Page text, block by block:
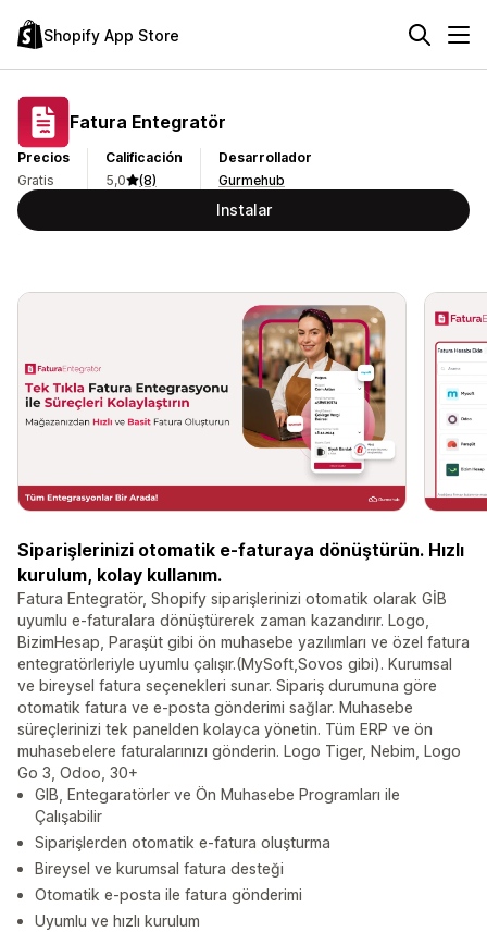
Shopify App Store
Fatura Entegratör
Precios
Gratis
Calificación
5,0
(8)
Desarrollador
Gurmehub
Instalar
Siparişlerinizi otomatik e-faturaya dönüştürün. Hızlı
kurulum, kolay kullanım.
Fatura Entegratör, Shopify siparişlerinizi otomatik olarak GİB
uyumlu e-faturalara dönüştürerek zaman kazandırır. Logo,
BizimHesap, Paraşüt gibi ön muhasebe yazılımları ve özel fatura
entegratörleriyle uyumlu çalışır.(MySoft,Sovos gibi). Kurumsal
ve bireysel fatura seçenekleri sunar. Sipariş durumuna göre
otomatik fatura ve e-posta gönderimi sağlar. Muhasebe
süreçlerinizi tek panelden kolayca yönetin. Tüm ERP ve ön
muhasebelere faturalarınızı gönderin. Logo Tiger, Nebim, Logo
Go 3, Odoo, 30+
GIB, Entegaratörler ve Ön Muhasebe Programları ile
Çalışabilir
Siparişlerden otomatik e-fatura oluşturma
Bireysel ve kurumsal fatura desteği
Otomatik e-posta ile fatura gönderimi
Uyumlu ve hızlı kurulum